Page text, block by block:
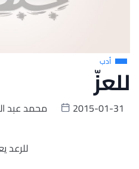
أدب
للعزّ
محمد عبد
2015-01-31
للرعد يعبر